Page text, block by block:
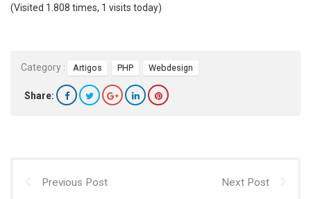
(Visited 1.808 times, 1 visits today)
Category : Artigos PHP Webdesign
Share:
Previous Post Next Post